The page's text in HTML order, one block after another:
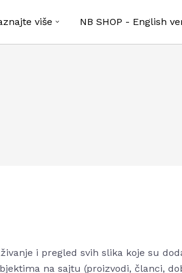
više NB SHOP - English
i pregled svih slika koje su
na sajtu (proizvodi, članci,